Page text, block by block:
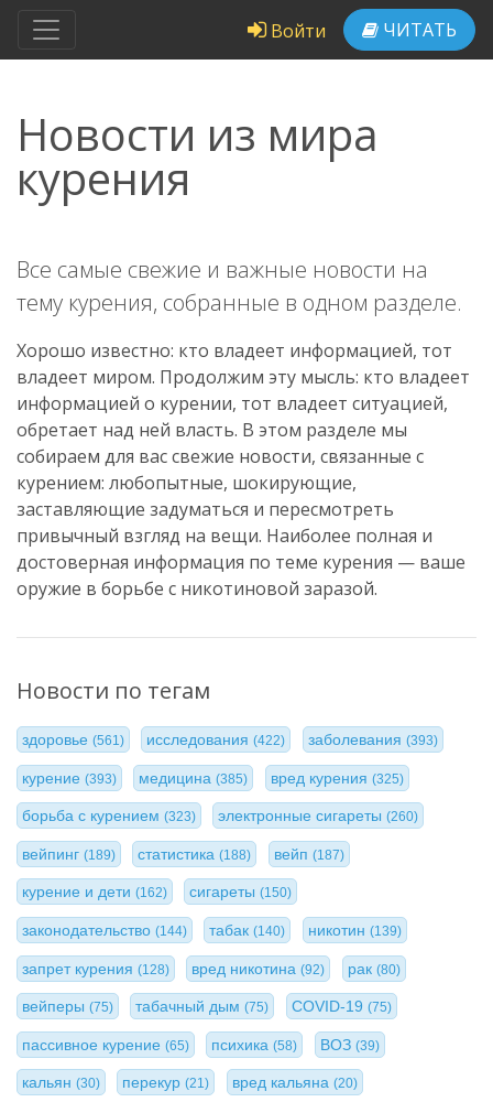
Войти ЧИТАТЬ
Новости из мира
курения
Все самые свежие и важные новости на
тему курения, собранные в одном разделе.
Хорошо известно: кто владеет информацией, тот
владеет миром. Продолжим эту мысль: кто владеет
информацией о курении, тот владеет ситуацией,
обретает над ней власть. В этом разделе мы
собираем для вас свежие новости, связанные с
курением: любопытные, шокирующие,
заставляющие задуматься и пересмотреть
привычный взгляд на вещи. Наиболее полная и
достоверная информация по теме курения — ваше
оружие в борьбе с никотиновой заразой.
Новости по тегам
здоровье (561) исследования(422) заболевания (393)
курение (393) медицина(385) вред курения (325)
борьба с курением (323) электронные сигареты(260)
вейпинг (189) статистика(188) вейп (187)
курение и дети (162) сигареты(150)
законодательство (144) табак(140) никотин (139)
запрет курения (128) вред никотина(92) рак (80)
вейперы (75) табачный дым(75) COVID-19 (75)
пассивное курение (65) психика(58) ВОЗ (39)
кальян (30) перекур(21) вред кальяна (20)